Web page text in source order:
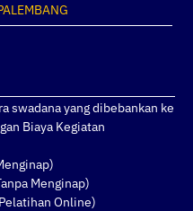
swadana yang dibebankan ke
Biaya Kegiatan
Menginap)
Online)